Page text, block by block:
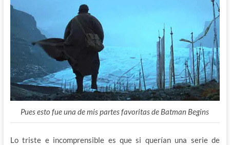
Pues esto fue una de mis partes favoritas de Batman Begins
Lo triste e incomprensible es que si querían una serie de